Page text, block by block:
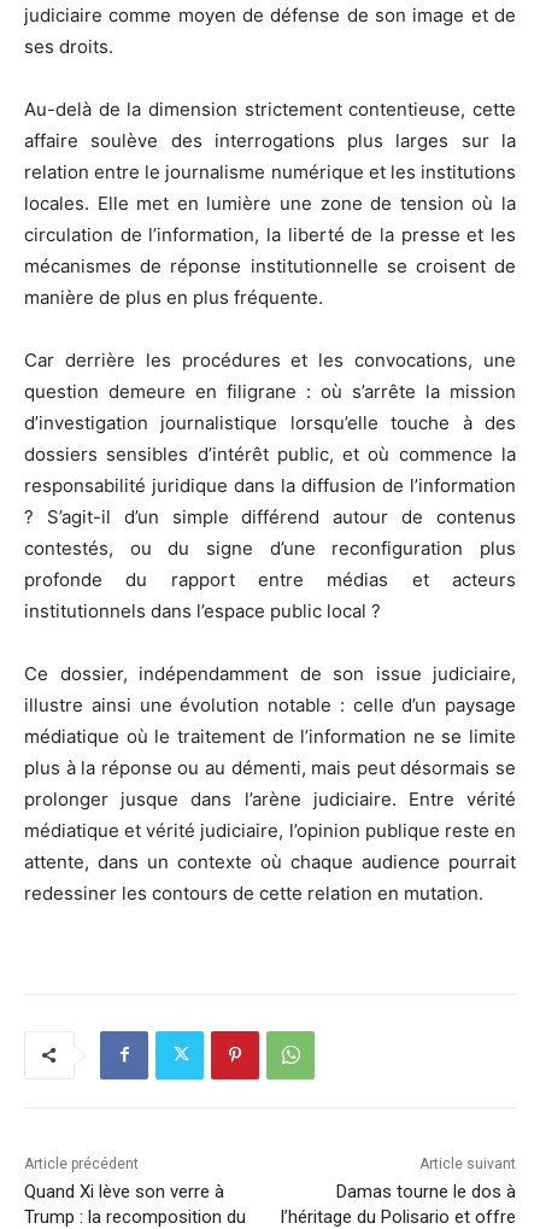
judiciaire comme moyen de défense de son image et de
ses droits.
Au-delà de la dimension strictement contentieuse, cette
affaire soulève des interrogations plus larges sur la
relation entre le journalisme numérique et les institutions
locales. Elle met en lumière une zone de tension où la
circulation de l’information, la liberté de la presse et les
mécanismes de réponse institutionnelle se croisent de
manière de plus en plus fréquente.
Car derrière les procédures et les convocations, une
question demeure en filigrane : où s’arrête la mission
d’investigation journalistique lorsqu’elle touche à des
dossiers sensibles d’intérêt public, et où commence la
responsabilité juridique dans la diffusion de l’information
? S’agit-il d’un simple différend autour de contenus
contestés, ou du signe d’une reconfiguration plus
profonde du rapport entre médias et acteurs
institutionnels dans l’espace public local ?
Ce dossier, indépendamment de son issue judiciaire,
illustre ainsi une évolution notable : celle d’un paysage
médiatique où le traitement de l’information ne se limite
plus à la réponse ou au démenti, mais peut désormais se
prolonger jusque dans l’arène judiciaire. Entre vérité
médiatique et vérité judiciaire, l’opinion publique reste en
attente, dans un contexte où chaque audience pourrait
redessiner les contours de cette relation en mutation.
Article précédent
Quand Xi lève son verre à
Trump : la recomposition du
Article suivant
Damas tourne le dos à
l’héritage du Polisario et offre